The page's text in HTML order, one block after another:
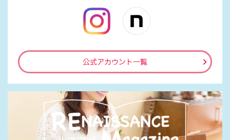
公式アカウント一覧